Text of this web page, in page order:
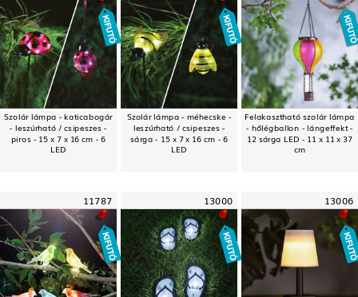
Szolár lámpa - katicabogár
- leszúrható / csipeszes -
piros - 15 x 7 x 16 cm - 6
LED
Szolár lámpa - méhecske -
leszúrható / csipeszes -
sárga - 15 x 7 x 16 cm - 6
LED
Felakasztható szolár lámpa
- hőlégballon - lángeffekt -
12 sárga LED - 11 x 11 x 37
cm
11787 13000 13006